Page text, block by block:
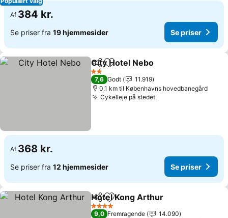
Af 384 kr.
Se priser fra 19 hjemmesider Se priser
Del Føj til favoritter
City Hotel Nebo
2 Stjerner
7,6 Godt
11.919
0.1 km til Københavns hovedbanegård
Cykelleje på stedet
Af 368 kr.
Se priser fra 12 hjemmesider Se priser
Del Føj til favoritter
Hotel Kong Arthur
4 Stjerner
9,0 Fremragende
14.090